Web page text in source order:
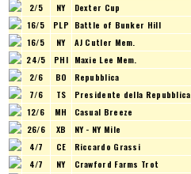
2/5
NY Dexter Cup
16/5
PLP Battle of Bunker Hill
16/5
NY AJ Cutler Mem.
24/5
PHI Maxie Lee Mem.
2/6
BO Repubblica
7/6
TS Presidente della Repubblica
12/6
MH Casual Breeze
26/6
XB NY - NY Mile
4/7
CE Riccardo Grassi
4/7
NY Crawford Farms Trot